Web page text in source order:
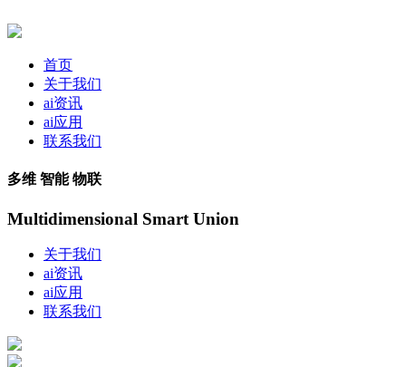
首页
关于我们
ai资讯
ai应用
联系我们
多维 智能 物联
Multidimensional Smart Union
关于我们
ai资讯
ai应用
联系我们